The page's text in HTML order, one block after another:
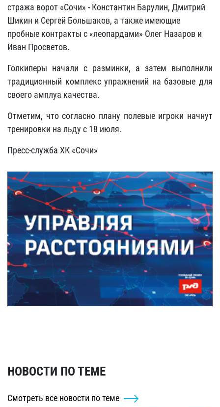
стража ворот «Сочи» - Константин Барулин, Дмитрий
Шикин и Сергей Большаков, а также имеющие
пробные контракты с «леопардами» Олег Назаров и
Иван Просветов.
Голкиперы начали с разминки, а затем выполнили
традиционный комплекс упражнений на базовые для
своего амплуа качества.
Отметим, что согласно плану полевые игроки начнут
тренировки на льду с 18 июля.
Пресс-служба ХК «Сочи»
НОВОСТИ ПО ТЕМЕ
Смотреть все новости по теме